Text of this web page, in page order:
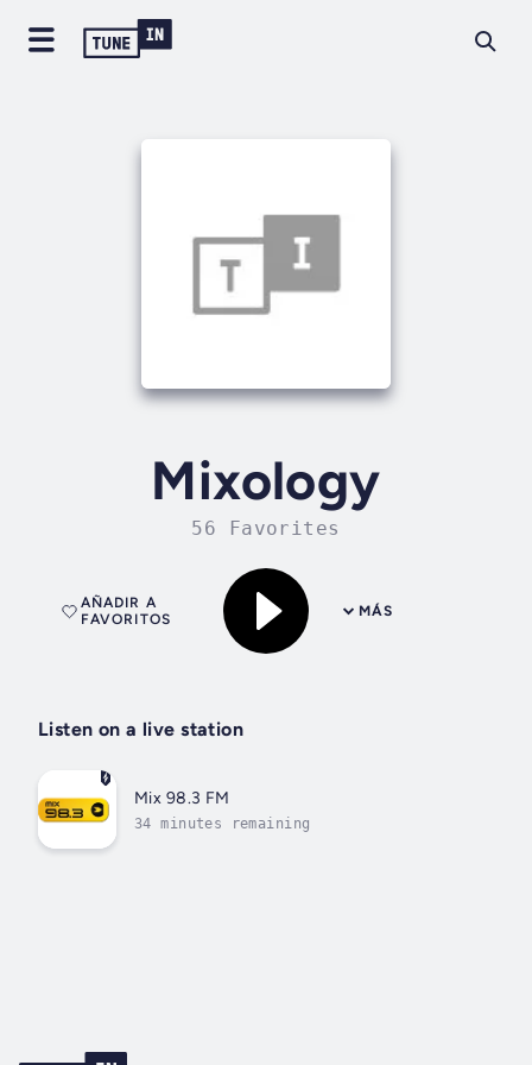
Mixology
56 Favorites
MÁS
AÑADIR A
FAVORITOS
Listen on a live station
Mix 98.3 FM
34 minutes remaining